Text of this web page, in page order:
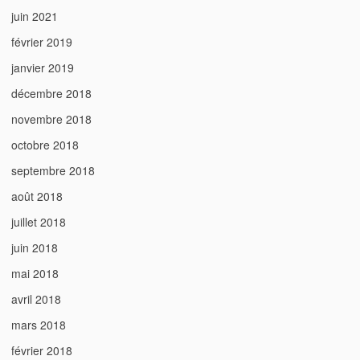
juin 2021
février 2019
janvier 2019
décembre 2018
novembre 2018
octobre 2018
septembre 2018
août 2018
juillet 2018
juin 2018
mai 2018
avril 2018
mars 2018
février 2018